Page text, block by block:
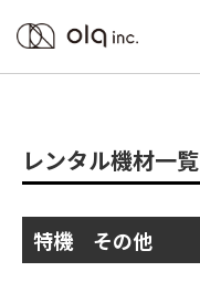
レンタル機材一覧
特機 その他